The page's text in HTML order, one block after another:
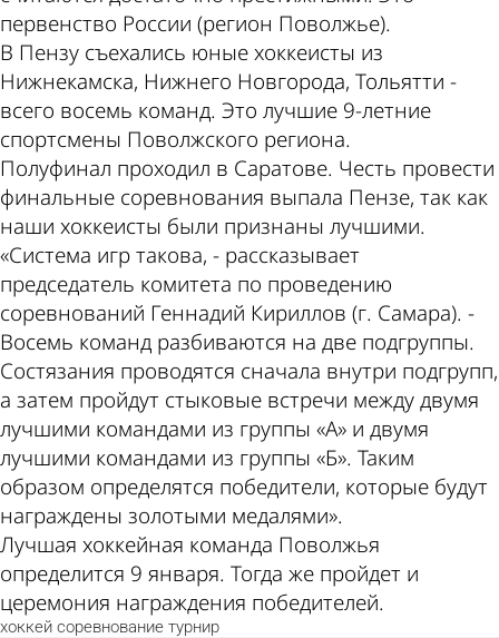
первенство России (регион Поволжье).
В Пензу съехались юные хоккеисты из
Нижнекамска, Нижнего Новгорода, Тольятти -
всего восемь команд. Это лучшие 9-летние
спортсмены Поволжского региона.
Полуфинал проходил в Саратове. Честь провести
финальные соревнования выпала Пензе, так как
наши хоккеисты были признаны лучшими.
«Система игр такова, - рассказывает
председатель комитета по проведению
соревнований Геннадий Кириллов (г. Самара). -
Восемь команд разбиваются на две подгруппы.
Состязания проводятся сначала внутри подгрупп,
а затем пройдут стыковые встречи между двумя
лучшими командами из группы «А» и двумя
лучшими командами из группы «Б». Таким
образом определятся победители, которые будут
награждены золотыми медалями».
Лучшая хоккейная команда Поволжья
определится 9 января. Тогда же пройдет и
церемония награждения победителей.
хоккей соревнование турнир